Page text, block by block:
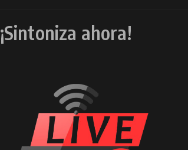
¡Sintoniza ahora!